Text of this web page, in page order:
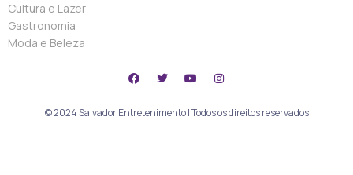
Cultura e Lazer
Gastronomia
Moda e Beleza
© 2024 Salvador Entretenimento | Todos os direitos reservados